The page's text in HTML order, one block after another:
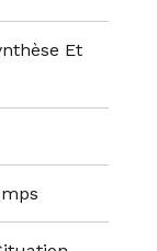
Et